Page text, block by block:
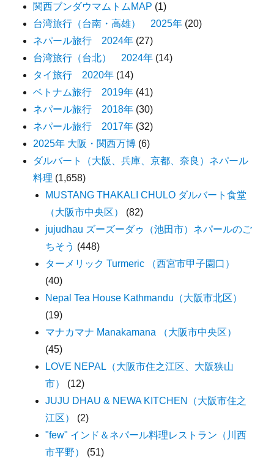
関西ブンダウマムトムMAP (1)
台湾旅行（台南・高雄） 2025年 (20)
ネパール旅行 2024年 (27)
台湾旅行（台北） 2024年 (14)
タイ旅行 2020年 (14)
ベトナム旅行 2019年 (41)
ネパール旅行 2018年 (30)
ネパール旅行 2017年 (32)
2025年 大阪・関西万博 (6)
ダルバート（大阪、兵庫、京都、奈良）ネパール
料理 (1,658)
MUSTANG THAKALI CHULO ダルバート食堂
（大阪市中央区）
(82)
jujudhau ズーズーダゥ（池田市）ネパールのご
ちそう (448)
ターメリック Turmeric （西宮市甲子園口）
(40)
Nepal Tea House Kathmandu（大阪市北区）
(19)
マナカマナ Manakamana （大阪市中央区）
(45)
LOVE NEPAL（大阪市住之江区、大阪狭山
市）
(12)
JUJU DHAU & NEWA KITCHEN（大阪市住之
江区）
(2)
"few" インド＆ネパール料理レストラン（川西
市平野）
(51)